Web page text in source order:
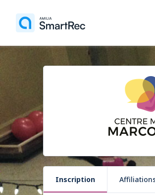
Inscription